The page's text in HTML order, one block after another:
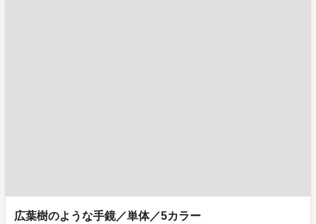
広葉樹のような手鏡／単体／5カラー